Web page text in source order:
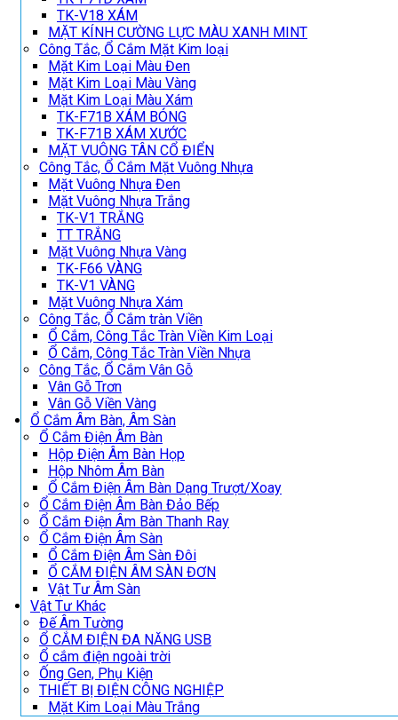
TK-V18 XÁM
MẶT KÍNH CƯỜNG LỰC MÀU XANH MINT
Công Tắc, Ổ Cắm Mặt Kim loại
Mặt Kim Loại Màu Đen
Mặt Kim Loại Màu Vàng
Mặt Kim Loại Màu Xám
TK-F71B XÁM BÓNG
TK-F71B XÁM XƯỚC
MẶT VUÔNG TÂN CỔ ĐIỂN
Công Tắc, Ổ Cắm Mặt Vuông Nhựa
Mặt Vuông Nhựa Đen
Mặt Vuông Nhựa Trắng
TK-V1 TRẮNG
TT TRẮNG
Mặt Vuông Nhựa Vàng
TK-F66 VÀNG
TK-V1 VÀNG
Mặt Vuông Nhựa Xám
Công Tắc, Ổ Cắm tràn Viền
Ổ Cắm, Công Tắc Tràn Viền Kim Loại
Ổ Cắm, Công Tắc Tràn Viền Nhựa
Công Tắc, Ổ Cắm Vân Gỗ
Vân Gỗ Trơn
Vân Gỗ Viền Vàng
Ổ Cắm Âm Bàn, Âm Sàn
Ổ Cắm Điện Âm Bàn
Hộp Điện Âm Bàn Họp
Hộp Nhôm Âm Bàn
Ổ Cắm Điện Âm Bàn Dạng Trượt/Xoay
Ổ Cắm Điện Âm Bàn Đảo Bếp
Ổ Cắm Điện Âm Bàn Thanh Ray
Ổ Cắm Điện Âm Sàn
Ổ Cắm Điện Âm Sàn Đôi
Ổ CẮM ĐIỆN ÂM SÀN ĐƠN
Vật Tư Âm Sàn
Vật Tư Khác
Đế Âm Tường
Ổ CẮM ĐIỆN ĐA NĂNG USB
Ổ cắm điện ngoài trời
Ống Gen, Phụ Kiện
THIẾT BỊ ĐIỆN CÔNG NGHIỆP
Mặt Kim Loại Màu Trắng